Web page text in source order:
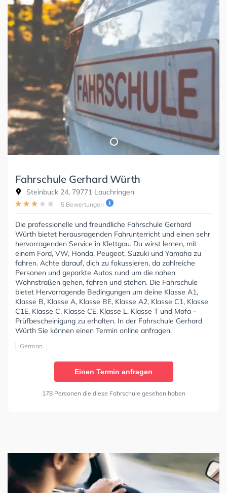
Fahrschule Gerhard Würth
Steinbuck 24, 79771 Lauchringen
5 Bewertungen
Die professionelle und freundliche Fahrschule Gerhard
Würth bietet herausragenden Fahrunterricht und einen sehr
hervorragenden Service in Klettgau. Du wirst lernen, mit
einem Ford, VW, Honda, Peugeot, Suzuki und Yamaha zu
fahren. Achte darauf, dich zu fokussieren, da zahlreiche
Personen und geparkte Autos rund um die nahen
Wohnstraßen gehen, fahren und stehen. Die Fahrschule
bietet Hervorragende Bedingungen um deine Klasse A1,
Klasse B, Klasse A, Klasse BE, Klasse A2, Klasse C1, Klasse
C1E, Klasse C, Klasse CE, Klasse L, Klasse T und Mofa -
Prüfbescheinigung zu erhalten. In der Fahrschule Gerhard
Würth Sie können einen Termin online anfragen.
German
Einen Termin anfragen
178 Personen die diese Fahrschule gesehen haben